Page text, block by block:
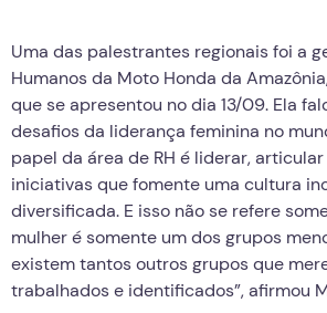
Uma das palestrantes regionais foi a
Humanos da Moto Honda da
que se apresentou no dia 13/09. Ela
desafios da liderança feminina no
papel da área de RH é liderar,
iniciativas que fomente uma cultura
diversificada. E isso não se refere
mulher é somente um dos grupos
existem tantos outros grupos que
trabalhados e identificados”, afirmou